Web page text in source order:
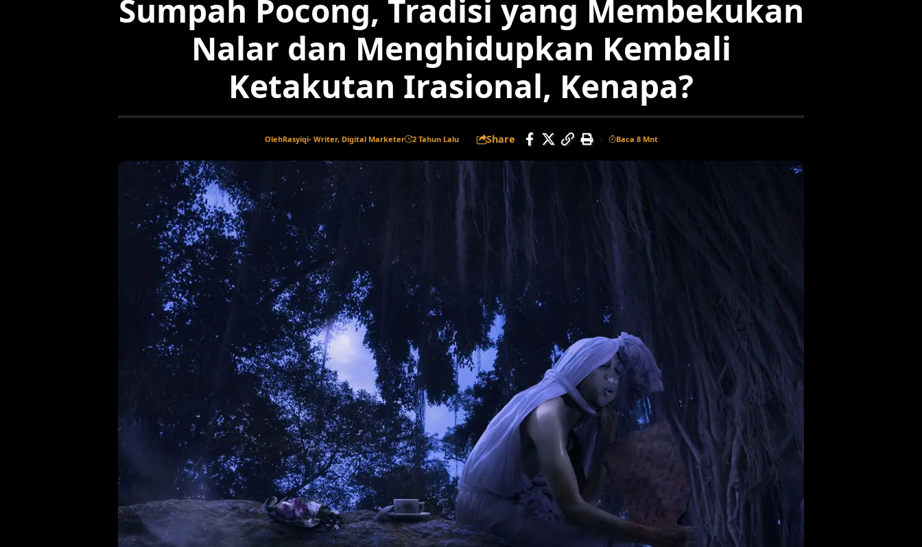
Sumpah Pocong, Tradisi yang Membekukan
Nalar dan Menghidupkan Kembali
Ketakutan Irasional, Kenapa?
OlehRasyiqi- Writer, Digital Marketer 2 Tahun Lalu Share Baca 8 Mnt